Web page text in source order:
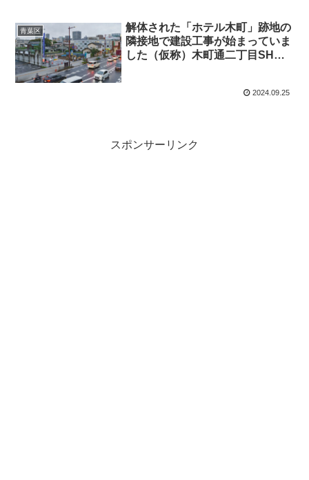
青葉区
解体された「ホテル木町」跡地の
隣接地で建設工事が始まっていま
した（仮称）木町通二丁目SHM
2024.09.25
スポンサーリンク